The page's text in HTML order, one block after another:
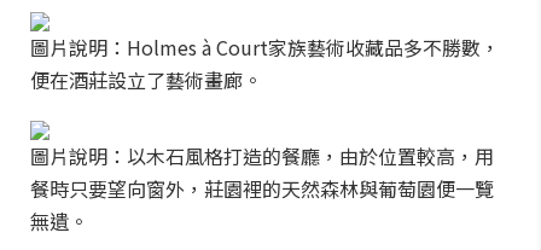
圖片說明：Holmes à Court家族藝術收藏品多不勝數，
便在酒莊設立了藝術畫廊。
圖片說明：以木石風格打造的餐廳，由於位置較高，用
餐時只要望向窗外，莊園裡的天然森林與葡萄園便一覽
無遺。